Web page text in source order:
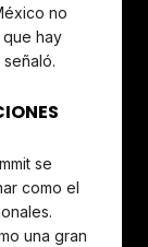
no
que hay
se
como el
una gran